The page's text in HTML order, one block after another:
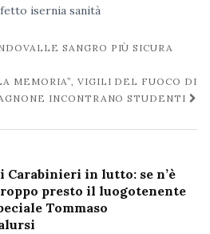
isernia sanità
SANGRO PIÙ SICURA
MEMORIA”, VIGILI DEL FUOCO DI
INCONTRANO STUDENTI
Carabinieri in lutto: se n’è
presto il luogotenente
Tommaso